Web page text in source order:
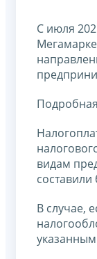
С июля
видам
В случае,